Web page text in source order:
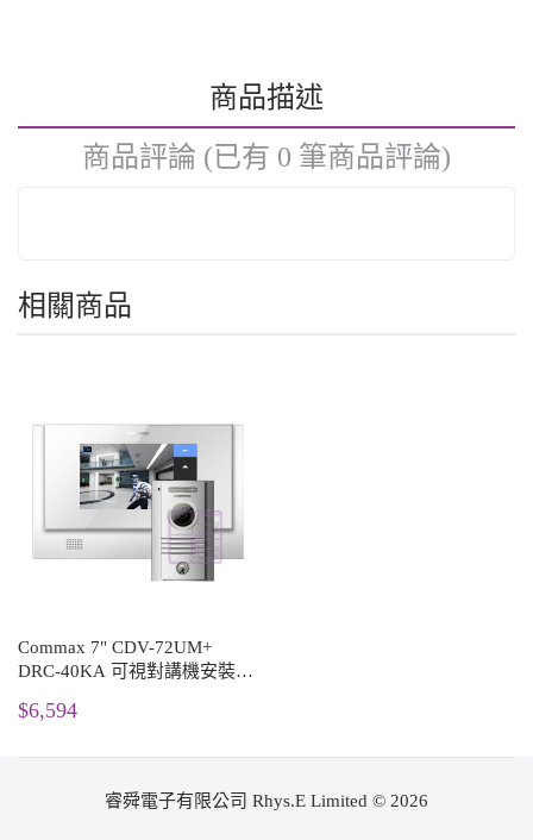
商品描述
商品評論 (已有 0 筆商品評論)
相關商品
Commax 7" CDV-72UM+
DRC-40KA 可視對講機安裝套
$6,594
睿舜電子有限公司 Rhys.E Limited © 2026